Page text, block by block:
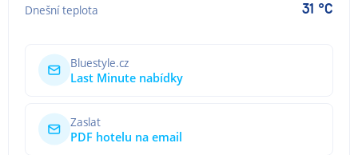
Dnešní teplota 31 °C
Bluestyle.cz
Last Minute nabídky
Zaslat
PDF hotelu na email